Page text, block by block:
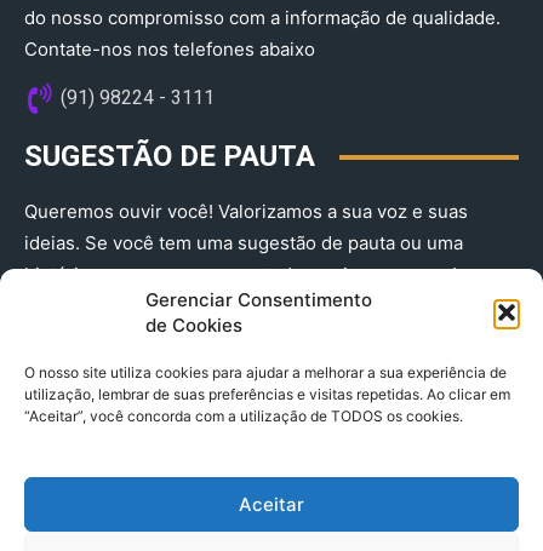
Gerenciar Consentimento
de Cookies
O nosso site utiliza cookies para ajudar a melhorar a sua experiência de
utilização, lembrar de suas preferências e visitas repetidas. Ao clicar em
“Aceitar”, você concorda com a utilização de TODOS os cookies.
Aceitar
do nosso compromisso com a informação de qualidade.
Contate-nos nos telefones abaixo
(91) 98224 - 3111
SUGESTÃO DE PAUTA
Queremos ouvir você! Valorizamos a sua voz e suas
ideias. Se você tem uma sugestão de pauta ou uma
história que merece ser contada, envie-nos agora!
(91) 98224 - 3111
© 2025 A Província do Pará CNPJ: 04.901.141/0001-36 End .